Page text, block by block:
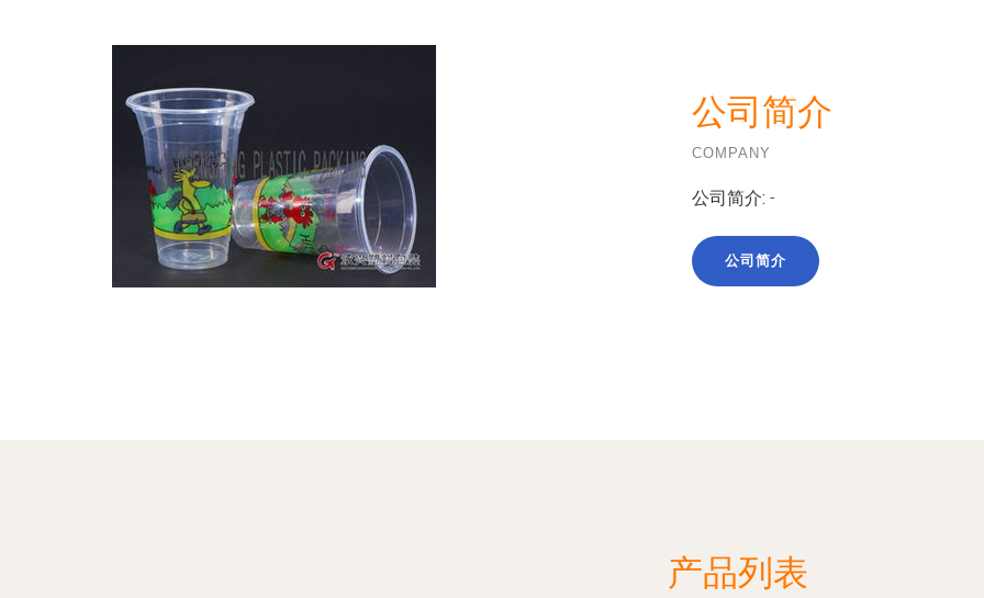
公司简介
COMPANY
公司简介: -
公司简介
产品列表